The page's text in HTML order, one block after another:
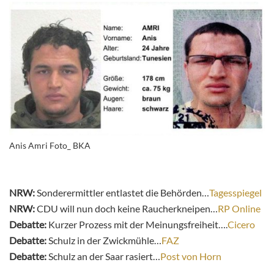
Anis Amri Foto_ BKA
NRW: Sonderermittler entlastet die Behörden… Tagesspiegel
NRW:CDU will nun doch keine Raucherkneipen… RP Online
Debatte: Kurzer Prozess mit der Meinungsfreiheit…. Cicero
Debatte: Schulz in der Zwickmühle… FAZ
Debatte: Schulz an der Saar rasiert… Post von Horn